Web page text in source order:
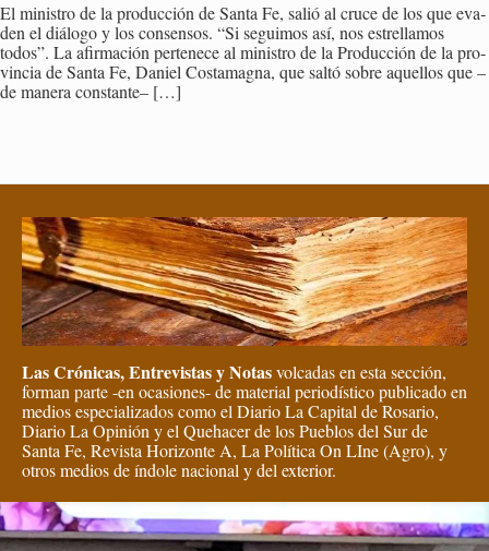
El mi­nis­tro de la pro­duc­ción de Santa Fe, salió al cruce de los que eva­
den el diá­lo­go y los con­sen­sos. “Si se­gui­mos así, nos es­tre­lla­mos
todos”. La afir­ma­ción per­te­ne­ce al mi­nis­tro de la Pro­duc­ción de la pro­
vin­cia de Santa Fe, Da­niel Cos­ta­mag­na, que saltó sobre aque­llos que –
de ma­ne­ra cons­tan­te– […]
Las Crónicas, Entrevistas y Notasvolcadas en esta sección,
forman parte -en ocasiones- de material periodístico publicado en
medios especializados como el Diario La Capital de Rosario,
Diario La Opinión y el Quehacer de los Pueblos del Sur de
Santa Fe, Revista Horizonte A, La Política On LIne (Agro), y
otros medios de índole nacional y del exterior.